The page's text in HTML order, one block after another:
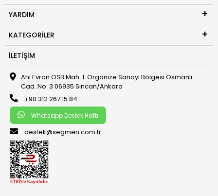
YARDIM
KATEGORILER
İLETIŞIM
Ahi Evran OSB Mah. 1. Organize Sanayi Bölgesi Osmanlı
Cad. No: 3 06935 Sincan/Ankara
+90 312 267 15 84
Whatsapp Destek Hattı
destek@segmen.com.tr